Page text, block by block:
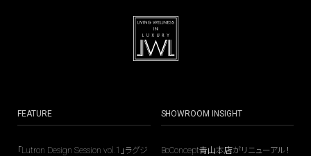
FEATURE
「Lutron Design Session vol.1」ラグジ
SHOWROOM INSIGHT
BoConcept青山本店がリニューアル！